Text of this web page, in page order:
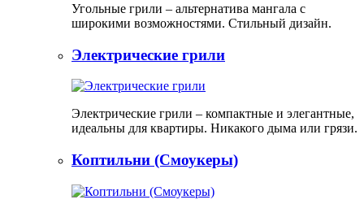
Угольные грили – альтернатива мангала с
широкими возможностями. Стильный дизайн.
Электрические грили
Электрические грили – компактные и элегантные,
идеальны для квартиры. Никакого дыма или грязи.
Коптильни (Смоукеры)